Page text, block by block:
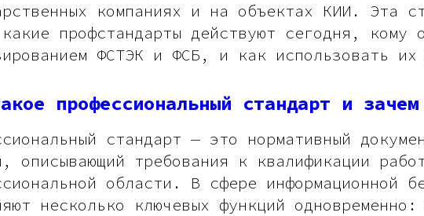
компаниях и на объектах КИИ. Эта
профстандарты действуют сегодня, кому
ФСТЭК и ФСБ, и как использовать
профессиональный стандарт и
стандарт — это нормативный
описывающий требования к квалификации
области. В сфере информационной
несколько ключевых функций